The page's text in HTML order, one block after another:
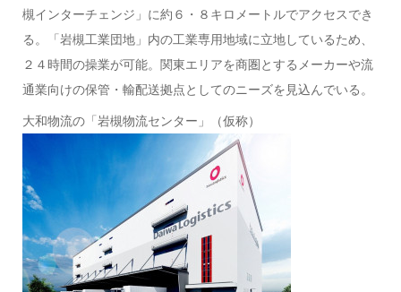
槻インターチェンジ」に約６・８キロメートルでアクセスでき
る。「岩槻工業団地」内の工業専用地域に立地しているため、
２４時間の操業が可能。関東エリアを商圏とするメーカーや流
通業向けの保管・輸配送拠点としてのニーズを見込んでいる。
大和物流の「岩槻物流センター」（仮称）